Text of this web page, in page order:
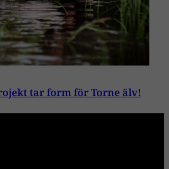
tar form för Torne älv!